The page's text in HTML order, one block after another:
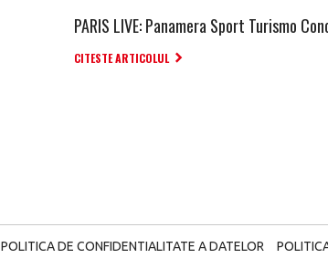
PARIS LIVE: Panamera Sport Turismo
CITESTE ARTICOLUL
POLITICA DE CONFIDENTIALITATE A DATELOR